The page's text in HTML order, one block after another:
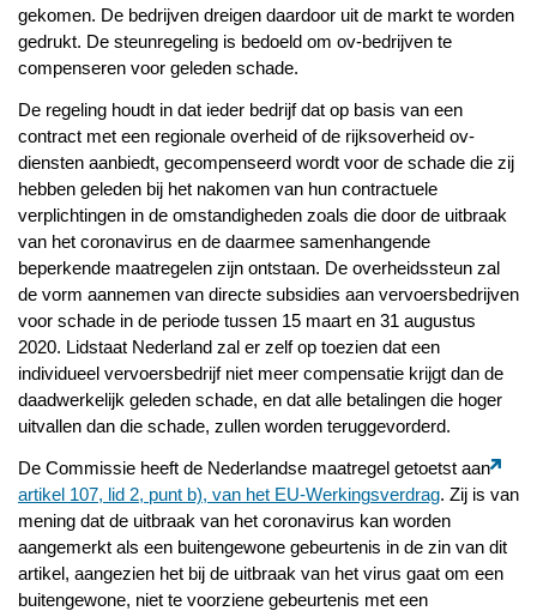
gekomen. De bedrijven dreigen daardoor uit de markt te worden
gedrukt. De steunregeling is bedoeld om ov-bedrijven te
compenseren voor geleden schade.
De regeling houdt in dat ieder bedrijf dat op basis van een
contract met een regionale overheid of de rijksoverheid ov-
diensten aanbiedt, gecompenseerd wordt voor de schade die zij
hebben geleden bij het nakomen van hun contractuele
verplichtingen in de omstandigheden zoals die door de uitbraak
van het coronavirus en de daarmee samenhangende
beperkende maatregelen zijn ontstaan. De overheidssteun zal
de vorm aannemen van directe subsidies aan vervoersbedrijven
voor schade in de periode tussen 15 maart en 31 augustus
2020. Lidstaat Nederland zal er zelf op toezien dat een
individueel vervoersbedrijf niet meer compensatie krijgt dan de
daadwerkelijk geleden schade, en dat alle betalingen die hoger
uitvallen dan die schade, zullen worden teruggevorderd.
De Commissie heeft de Nederlandse maatregel getoetst aan
artikel 107, lid 2, punt b), van het EU-Werkingsverdrag. Zij is van
mening dat de uitbraak van het coronavirus kan worden
aangemerkt als een buitengewone gebeurtenis in de zin van dit
artikel, aangezien het bij de uitbraak van het virus gaat om een
buitengewone, niet te voorziene gebeurtenis met een